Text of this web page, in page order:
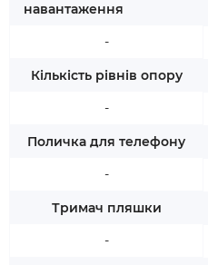
навантаження
-
Кількість рівнів опору
-
Поличка для телефону
-
Тримач пляшки
-